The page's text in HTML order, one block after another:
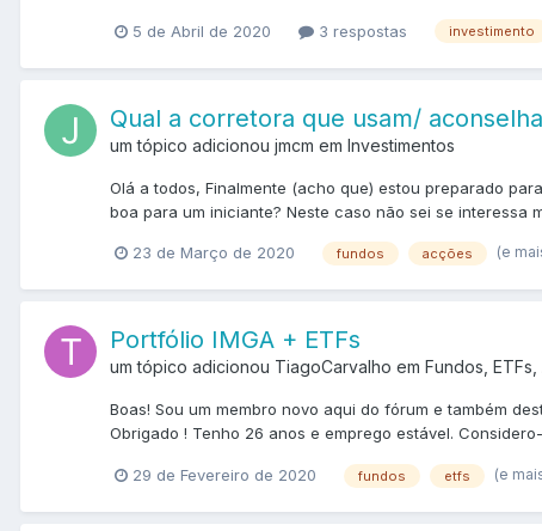
5 de Abril de 2020 3 respostas investimento
Qual a corretora que usam/
um tópico adicionou jmcm em Investimentos
Olá a todos, Finalmente (acho que) estou preparado
boa para um iniciante? Neste caso não sei se interessa
23 de Março de 2020 fundos acções (e
Portfólio IMGA + ETFs
um tópico adicionou TiagoCarvalho em Fundos,
Boas! Sou um membro novo aqui do fórum e também
Obrigado ! Tenho 26 anos e emprego estável.
29 de Fevereiro de 2020 fundos etfs (e